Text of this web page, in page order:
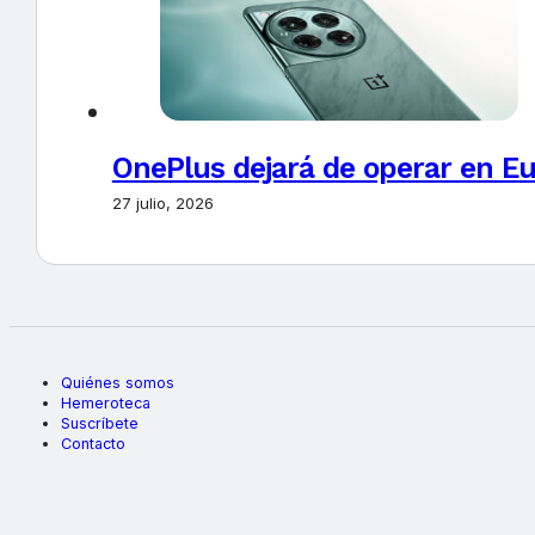
OnePlus dejará de operar en
27 julio, 2026
Quiénes somos
Hemeroteca
Suscríbete
Contacto